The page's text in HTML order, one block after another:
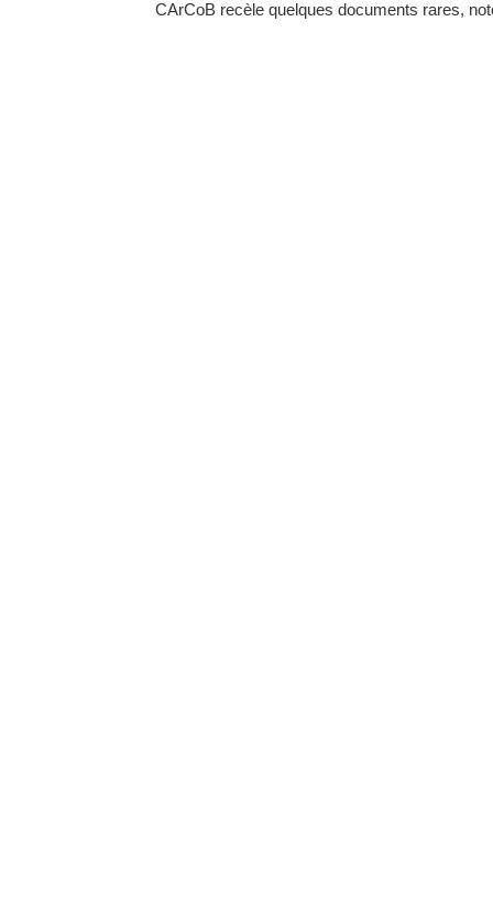
CArCoB recèle quelques documents rares,